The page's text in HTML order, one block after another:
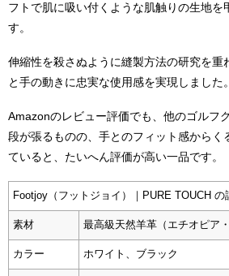
フトで肌に吸い付くような肌触りの生地を
す。
伸縮性を殺さぬように縫製方法の研究を重
と手の動きに忠実な使用感を実現しました。
Amazonのレビュー評価でも、他のゴルフ
段が張るものの、手とのフィット感からく
ていると、たいへん評価が高い一品です。
Footjoy（フットジョイ）｜PURE TOUCH の
素材 最高級天然羊革（エチオピア・
カラー ホワイト、ブラック